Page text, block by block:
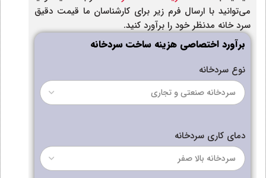
می‌توانید با ارسال فرم زیر برای کارشناسان ما قیمت دقیق
سرد خانه مدنظر خود را برآورد کنید.
برآورد اختصاصی هزینه ساخت سردخانه
نوع سردخانه
دمای کاری سردخانه